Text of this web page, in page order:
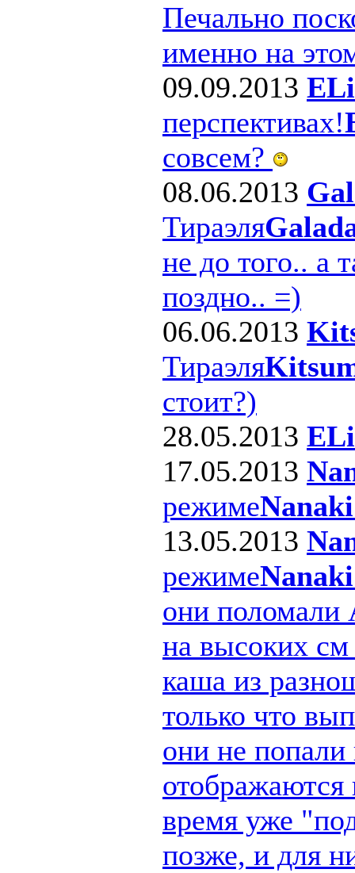
Печально
именно на
09.09.2013 ELi
перспективах!
совсем?
08.06.2013
Тираэля
не до того.. а
поздно.. =)
06.06.2013
Тираэля
стоит?)
28.05.2013 ELi
17.05.2013
режиме
13.05.2013
режиме
они поломали
на высоких
каша из
только что
они не попали
время уже
позже, и для